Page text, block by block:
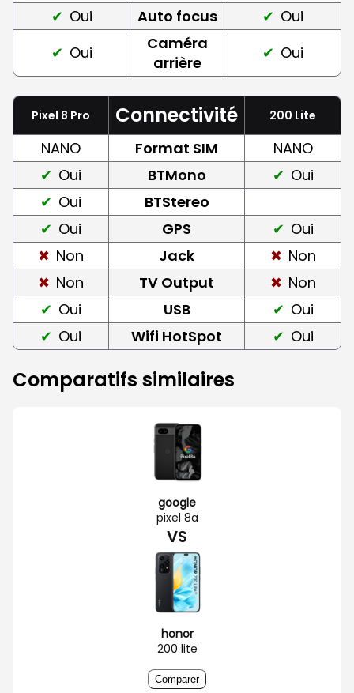
Oui
Auto focus
Oui
Oui
Caméra
arrière
Oui
Pixel 8 Pro Connectivité 200 Lite
NANO Format SIM
NANO
Oui
BTMono
Oui
Oui
BTStereo
Oui
GPS
Oui
Non
Jack
Non
Non
TV Output
Non
Oui
USB
Oui
Oui
Wifi HotSpot Oui
Comparatifs similaires
google
pixel 8a
VS
honor
200 lite
Comparer